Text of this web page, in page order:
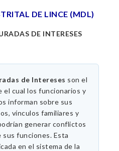
DE LINCE (MDL)
DE INTERESES
de Intereses son el
cual los funcionarios y
informan sobre sus
vínculos familiares y
generar conflictos
sus funciones. Esta
en el sistema de la